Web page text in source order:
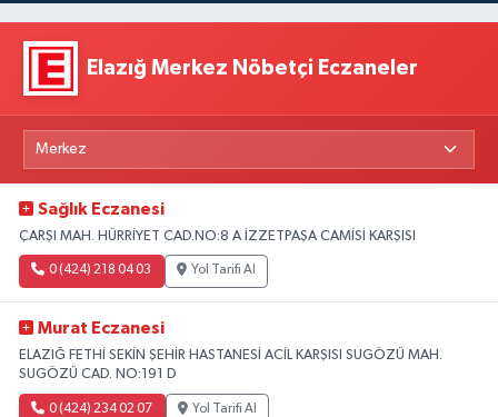
Elazığ Merkez Nöbetçi Eczaneler
Sağlık Eczanesi
ÇARŞI MAH. HÜRRİYET CAD.NO:8 A İZZETPAŞA CAMİSİ KARŞISI
0 (424) 218 04 03 Yol Tarifi Al
Murat Eczanesi
ELAZIĞ FETHİ SEKİN ŞEHİR HASTANESİ ACİL KARŞISI SUGÖZÜ MAH.
SUGÖZÜ CAD. NO:191 D
0 (424) 234 02 07 Yol Tarifi Al